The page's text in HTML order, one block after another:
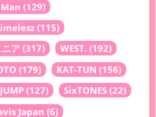
(129)
(115)
ア (317) WEST. (192)
(179) KAT-TUN (156)
(127) SixTONES (22)
Japan (6)